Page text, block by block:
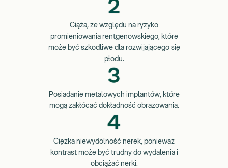
Ciąża, ze względu na ryzyko
promieniowania rentgenowskiego, które
może być szkodliwe dla rozwijającego się
płodu.
Posiadanie metalowych implantów, które
mogą zakłócać dokładność obrazowania.
Ciężka niewydolność nerek, ponieważ
kontrast może być trudny do wydalenia i
obciążać nerki.